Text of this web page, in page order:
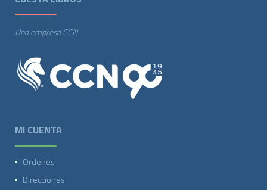
Una empresa CCN
MI CUENTA
Ordenes
Direcciones